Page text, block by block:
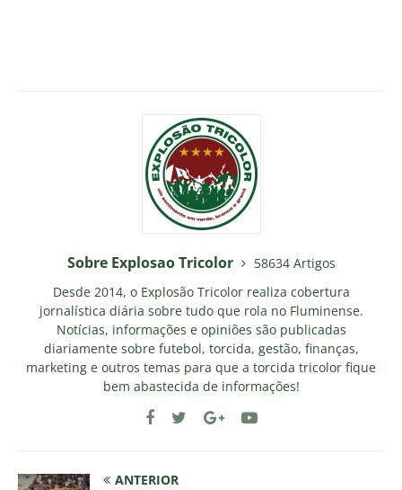
Sobre Explosao Tricolor
58634 Artigos
Desde 2014, o Explosão Tricolor realiza cobertura
jornalística diária sobre tudo que rola no Fluminense.
Notícias, informações e opiniões são publicadas
diariamente sobre futebol, torcida, gestão, finanças,
marketing e outros temas para que a torcida tricolor fique
bem abastecida de informações!
ANTERIOR